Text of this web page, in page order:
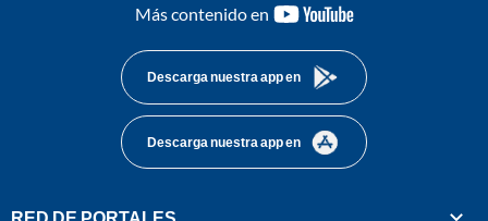
Más contenido en
youtube-
Descarga nuestra app en
Descarga nuestra app en